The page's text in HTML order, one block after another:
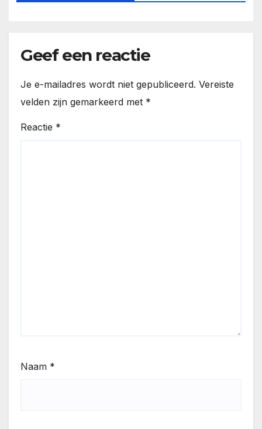
Geef een reactie
Je e-mailadres wordt niet gepubliceerd. Vereiste
velden zijn gemarkeerd met *
Reactie *
Naam *